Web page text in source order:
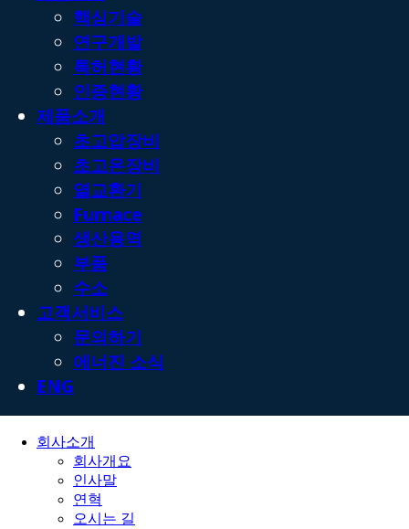
핵심기술
연구개발
특허현황
인증현황
제품소개
초고압장비
초고온장비
열교환기
Furnace
생산용역
부품
수소
고객서비스
문의하기
에너진 소식
ENG
회사소개
회사개요
인사말
연혁
오시는 길